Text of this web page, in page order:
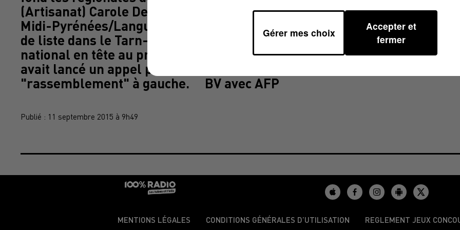
(Artisanat) Carole Delga conduit la liste commune PS-PRG, dans la région
Midi-Pyrénées/Languedoc-Roussillon. Sylvia Pinel est pour sa part tête
de liste dans le Tarn-et-Garonne. Les derniers sondages donnent le Front
national en tête au premier tour sur l'ensemble de la région. Carole Delga
avait lancé un appel pressant, encore au début du mois, en faveur du
"rassemblement" à gauche. BV avec AFP
Publié : 11 septembre 2015 à 9h49
MENTIONS LÉGALES CONDITIONS GÉNÉRALES D’UTILISATION REGLEMENT JEUX
Gérer mes choix
Accepter et
fermer